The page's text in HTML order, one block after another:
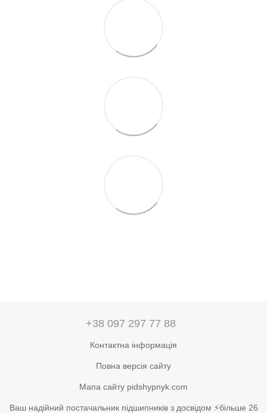
+38 097 297 77 88
Контактна інформація
Повна версія сайту
Мапа сайту pidshypnyk.com
Ваш надійний постачальник підшипників з досвідом ⚡більше 26